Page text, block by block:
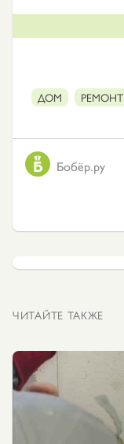
ДОМ РЕМОНТ
Бобёр.ру
ЧИТАЙТЕ ТАКЖЕ